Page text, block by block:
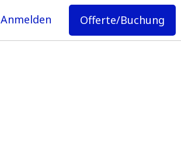
Anmelden Offerte/Buchung